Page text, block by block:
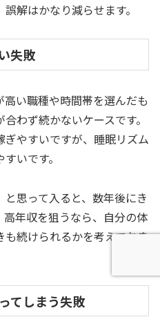
解はかなり減らせます。
失敗
い職種や時間帯を選んだも
わず続かないケースです。
やすいですが、睡眠リズム
いです。
思って入ると、数年後にき
年収を狙うなら、自分の体
続けられるかを考えておき
てしまう失敗